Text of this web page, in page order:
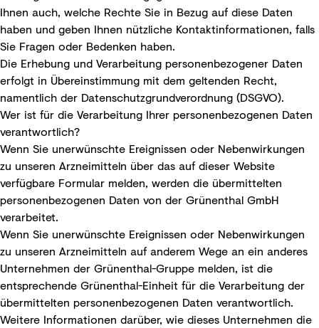
Ihnen auch, welche Rechte Sie in Bezug auf diese Daten
haben und geben Ihnen nützliche Kontaktinformationen, falls
Sie Fragen oder Bedenken haben.
Die Erhebung und Verarbeitung personenbezogener Daten
erfolgt in Übereinstimmung mit dem geltenden Recht,
namentlich der Datenschutzgrundverordnung (DSGVO).
Wer ist für die Verarbeitung Ihrer personenbezogenen Daten
verantwortlich?
Wenn Sie unerwünschte Ereignissen oder Nebenwirkungen
zu unseren Arzneimitteln über das auf dieser Website
verfügbare Formular melden, werden die übermittelten
personenbezogenen Daten von der Grünenthal GmbH
verarbeitet.
Wenn Sie unerwünschte Ereignissen oder Nebenwirkungen
zu unseren Arzneimitteln auf anderem Wege an ein anderes
Unternehmen der Grünenthal-Gruppe melden, ist die
entsprechende Grünenthal-Einheit für die Verarbeitung der
übermittelten personenbezogenen Daten verantwortlich.
Weitere Informationen darüber, wie dieses Unternehmen die